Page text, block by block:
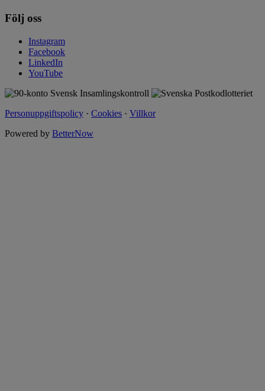
Följ oss
Instagram
Facebook
LinkedIn
YouTube
Personuppgiftspolicy · Cookies · Villkor
Powered by BetterNow